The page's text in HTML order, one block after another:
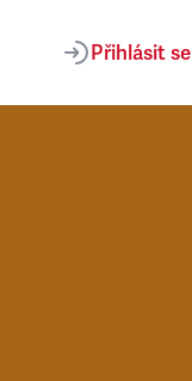
Přihlásit se